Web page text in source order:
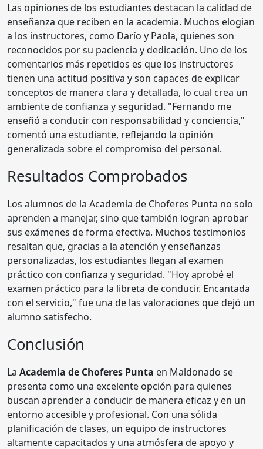
Las opiniones de los estudiantes destacan la calidad de
enseñanza que reciben en la academia. Muchos elogian
a los instructores, como Darío y Paola, quienes son
reconocidos por su paciencia y dedicación. Uno de los
comentarios más repetidos es que los instructores
tienen una actitud positiva y son capaces de explicar
conceptos de manera clara y detallada, lo cual crea un
ambiente de confianza y seguridad. "Fernando me
enseñó a conducir con responsabilidad y conciencia,"
comentó una estudiante, reflejando la opinión
generalizada sobre el compromiso del personal.
Resultados Comprobados
Los alumnos de la Academia de Choferes Punta no solo
aprenden a manejar, sino que también logran aprobar
sus exámenes de forma efectiva. Muchos testimonios
resaltan que, gracias a la atención y enseñanzas
personalizadas, los estudiantes llegan al examen
práctico con confianza y seguridad. "Hoy aprobé el
examen práctico para la libreta de conducir. Encantada
con el servicio," fue una de las valoraciones que dejó un
alumno satisfecho.
Conclusión
La Academia de Choferes Punta en Maldonado se
presenta como una excelente opción para quienes
buscan aprender a conducir de manera eficaz y en un
entorno accesible y profesional. Con una sólida
planificación de clases, un equipo de instructores
altamente capacitados y una atmósfera de apoyo y